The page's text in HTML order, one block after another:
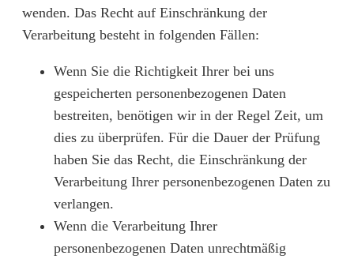
wenden. Das Recht auf Einschränkung der
Verarbeitung besteht in folgenden Fällen:
Wenn Sie die Richtigkeit Ihrer bei uns
gespeicherten personenbezogenen Daten
bestreiten, benötigen wir in der Regel Zeit, um
dies zu überprüfen. Für die Dauer der Prüfung
haben Sie das Recht, die Einschränkung der
Verarbeitung Ihrer personenbezogenen Daten zu
verlangen.
Wenn die Verarbeitung Ihrer
personenbezogenen Daten unrechtmäßig